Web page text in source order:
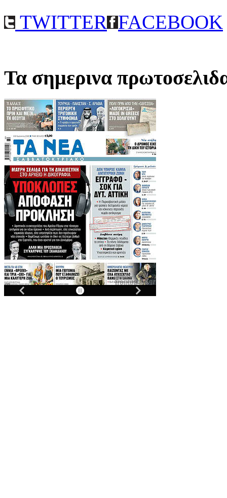
TWITTER FACEBOOK
Τα σημερινα